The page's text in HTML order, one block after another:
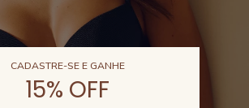
CADASTRE-SE E GANHE
15% OFF